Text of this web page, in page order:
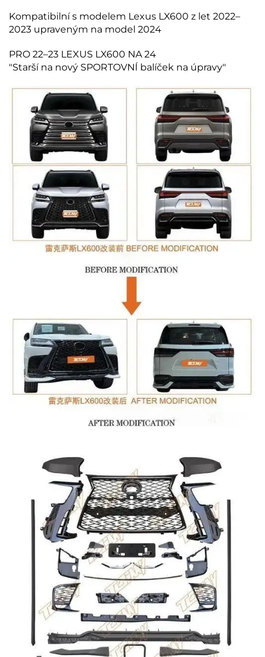
Kompatibilní s modelem Lexus LX600 z let 2022–
2023 upraveným na model 2024
PRO 22–23 LEXUS LX600 NA 24
"Starší na nový SPORTOVNÍ balíček na úpravy"